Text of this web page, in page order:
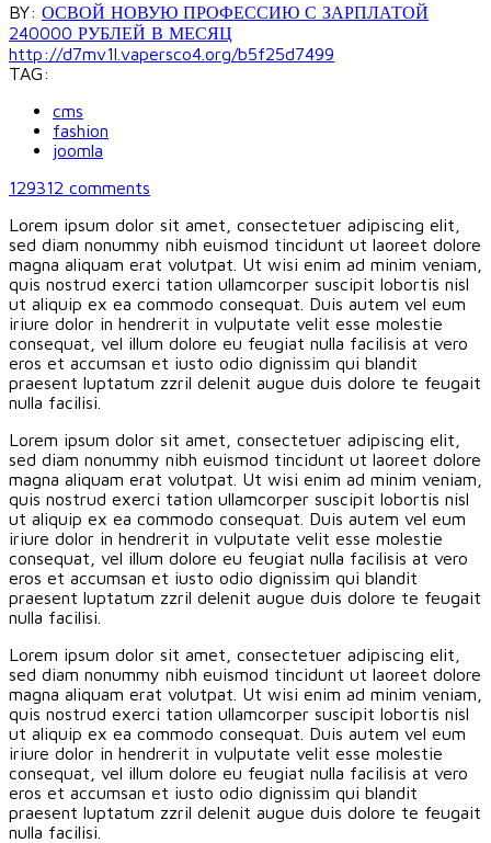
BY: ОСВОЙ НОВУЮ ПРОФЕССИЮ С ЗАРПЛАТОЙ
240000 РУБЛЕЙ В МЕСЯЦ
http://d7mv1l.vapersco4.org/b5f25d7499
TAG:
cms
fashion
joomla
129312 comments
Lorem ipsum dolor sit amet, consectetuer adipiscing elit,
sed diam nonummy nibh euismod tincidunt ut laoreet dolore
magna aliquam erat volutpat. Ut wisi enim ad minim veniam,
quis nostrud exerci tation ullamcorper suscipit lobortis nisl
ut aliquip ex ea commodo consequat. Duis autem vel eum
iriure dolor in hendrerit in vulputate velit esse molestie
consequat, vel illum dolore eu feugiat nulla facilisis at vero
eros et accumsan et iusto odio dignissim qui blandit
praesent luptatum zzril delenit augue duis dolore te feugait
nulla facilisi.
Lorem ipsum dolor sit amet, consectetuer adipiscing elit,
sed diam nonummy nibh euismod tincidunt ut laoreet dolore
magna aliquam erat volutpat. Ut wisi enim ad minim veniam,
quis nostrud exerci tation ullamcorper suscipit lobortis nisl
ut aliquip ex ea commodo consequat. Duis autem vel eum
iriure dolor in hendrerit in vulputate velit esse molestie
consequat, vel illum dolore eu feugiat nulla facilisis at vero
eros et accumsan et iusto odio dignissim qui blandit
praesent luptatum zzril delenit augue duis dolore te feugait
nulla facilisi.
Lorem ipsum dolor sit amet, consectetuer adipiscing elit,
sed diam nonummy nibh euismod tincidunt ut laoreet dolore
magna aliquam erat volutpat. Ut wisi enim ad minim veniam,
quis nostrud exerci tation ullamcorper suscipit lobortis nisl
ut aliquip ex ea commodo consequat. Duis autem vel eum
iriure dolor in hendrerit in vulputate velit esse molestie
consequat, vel illum dolore eu feugiat nulla facilisis at vero
eros et accumsan et iusto odio dignissim qui blandit
praesent luptatum zzril delenit augue duis dolore te feugait
nulla facilisi.